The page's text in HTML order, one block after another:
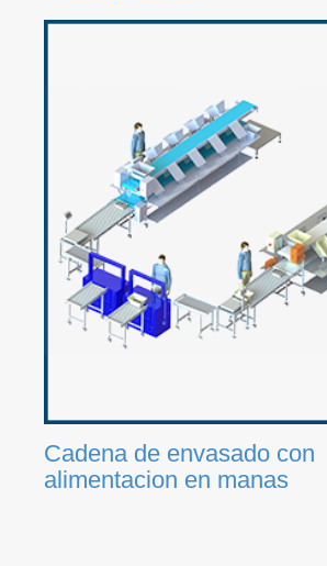
Cadena de envasado con
alimentacion en manas